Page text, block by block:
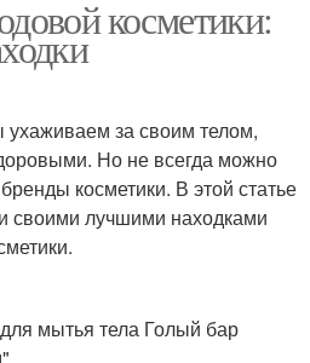
косметики:
ухаживаем за своим телом,
Но не всегда можно
косметики. В этой статье
своими лучшими находками
мытья тела Голый бар